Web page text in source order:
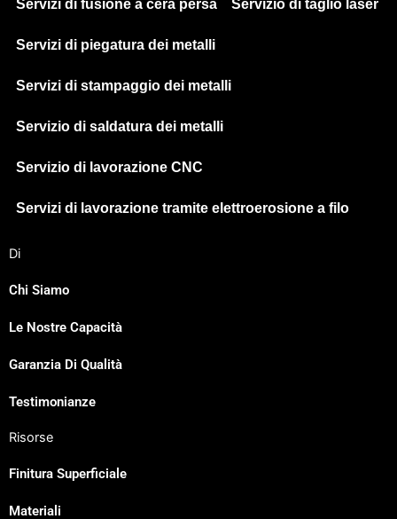
Servizi di fusione a cera persa Servizio di taglio laser
Servizi di piegatura dei metalli
Servizi di stampaggio dei metalli
Servizio di saldatura dei metalli
Servizio di lavorazione CNC
Servizi di lavorazione tramite elettroerosione a filo
Di
Chi Siamo
Le Nostre Capacità
Garanzia Di Qualità
Testimonianze
Risorse
Finitura Superficiale
Materiali